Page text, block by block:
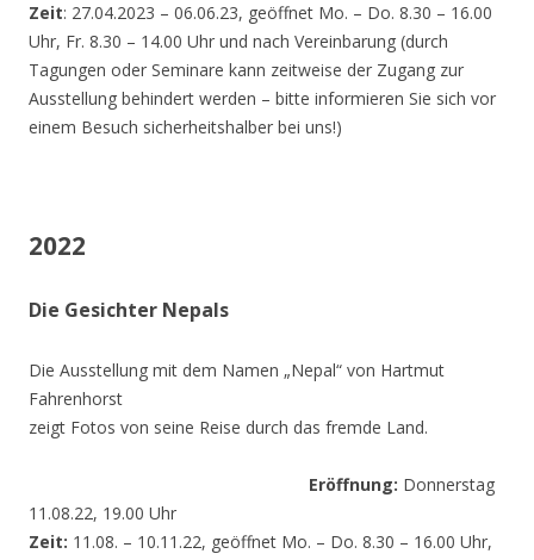
Zeit: 27.04.2023 – 06.06.23, geöffnet Mo. – Do. 8.30 – 16.00
Uhr, Fr. 8.30 – 14.00 Uhr und nach Vereinbarung (durch
Tagungen oder Seminare kann zeitweise der Zugang zur
Ausstellung behindert werden – bitte informieren Sie sich vor
einem Besuch sicherheitshalber bei uns!)
2022
Die Gesichter Nepals
Die Ausstellung mit dem Namen „Nepal“ von Hartmut
Fahrenhorst
zeigt Fotos von seine Reise durch das fremde Land.
Eröffnung: Donnerstag
11.08.22, 19.00 Uhr
Zeit: 11.08. – 10.11.22, geöffnet Mo. – Do. 8.30 – 16.00 Uhr,